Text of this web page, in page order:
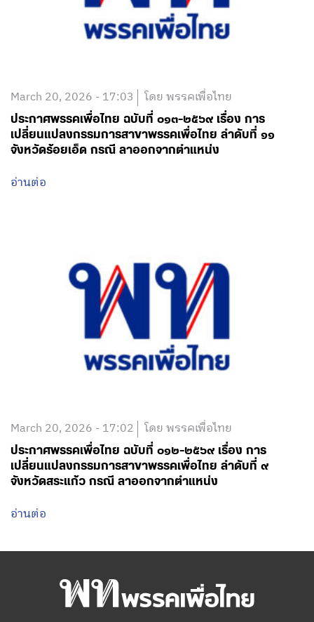
March 20, 2026 - 17:03 โดย พรรคเพื่อไทย
ประกาศพรรคเพื่อไทย ฉบับที่ ๐๑๓-๒๕๖๙ เรื่อง การ
เปลี่ยนแปลงกรรมการสาขาพรรคเพื่อไทย ลำดับที่ ๑๑
จังหวัดร้อยเอ็ด กรณี ลาออกจากตำแหน่ง
อ่านต่อ
March 20, 2026 - 17:02 โดย พรรคเพื่อไทย
ประกาศพรรคเพื่อไทย ฉบับที่ ๐๑๒-๒๕๖๙ เรื่อง การ
เปลี่ยนแปลงกรรมการสาขาพรรคเพื่อไทย ลำดับที่ ๙
จังหวัดสระแก้ว กรณี ลาออกจากตำแหน่ง
อ่านต่อ